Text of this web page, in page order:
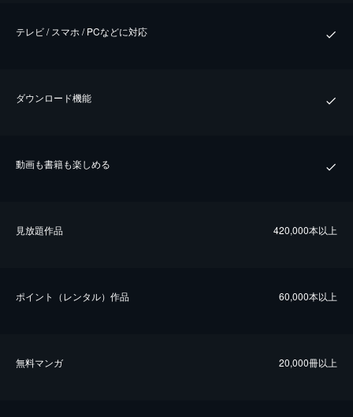
テレビ / スマホ / PCなどに対応
ダウンロード機能
動画も書籍も楽しめる
⾒放題作品 420,000本以上
ポイント（レンタル）作品 60,000本以上
無料マンガ 20,000冊以上